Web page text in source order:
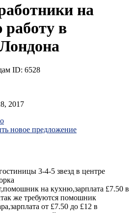
на
работу в
ID: 6528
2017
новое предложение
3-4-5 звезд в центре
на кухню,зарплата £7.50 в
же требуются помошник
от £7.50 до £12 в